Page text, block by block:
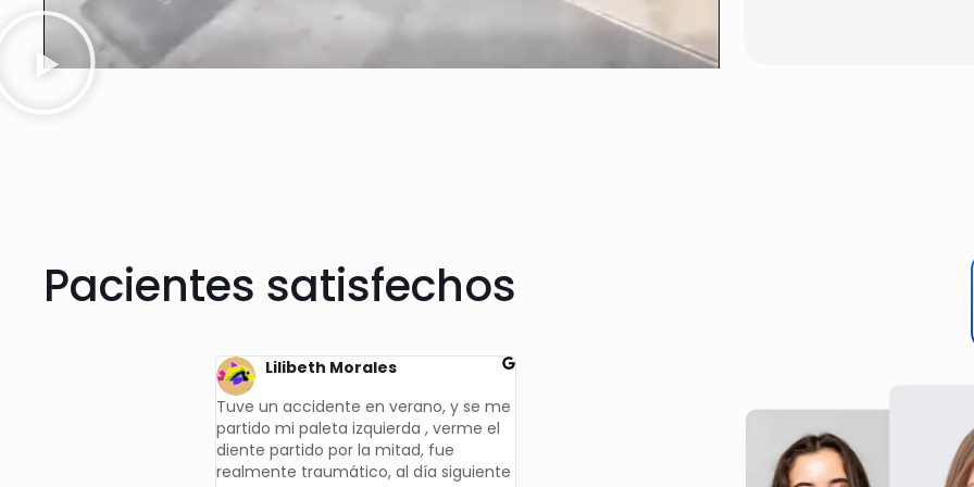
Pacientes satisfechos
Jaime Peñuelas
Experiencia inmejorable. Desde el
principio me transmitieron mucha
confianza. Fui por primera vez a que
me hiciesen una limpieza y por su
muy claramente desde el principio,
estudiando mi caso y ofreciéndome
Muy satisfecha con
por parte de la
y eficiente. Buenos
duda lo